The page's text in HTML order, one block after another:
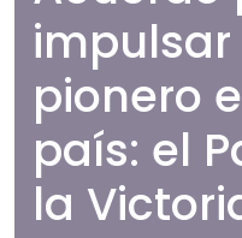
pionero
país: el
la